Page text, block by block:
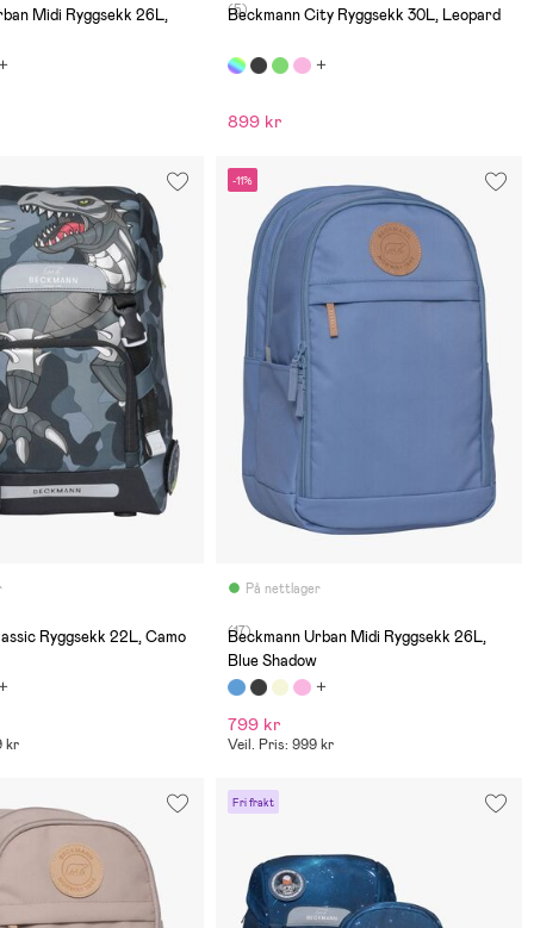
Midi Ryggsekk 26L, (5)
Beckmann City Ryggsekk 30L, Leopard
899 kr
Ryggsekk 22L, Camo
kr
-11%
På nettlager
(17)
Beckmann Urban Midi Ryggsekk 26L,
Blue Shadow
799 kr
Veil. Pris: 999 kr
Fri frakt